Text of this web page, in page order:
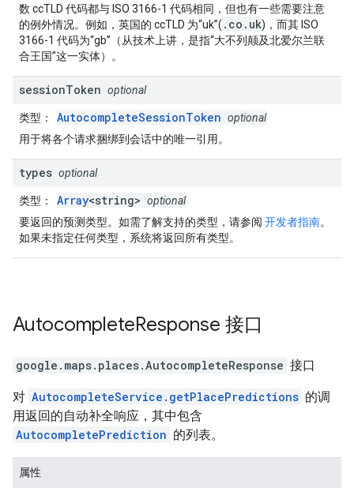
数 ccTLD 代码都与 ISO 3166-1 代码相同，但也有一些需要注意
的例外情况。例如，英国的 ccTLD 为“uk”( .co.uk)，而其 ISO
3166-1 代码为“gb”（从技术上讲，是指“大不列颠及北爱尔兰联
合王国”这一实体）。
sessionToken optional
类型 ： AutocompleteSessionToken optional
用于将各个请求捆绑到会话中的唯一引用。
types optional
类型 ： Array<string> optional
要返回的预测类型。如需了解支持的类型，请参阅 开发者指南。
如果未指定任何类型，系统将返回所有类型。
AutocompleteResponse 接口
google.maps.places.AutocompleteResponse 接口
对 AutocompleteService.getPlacePredictions 的调
用返回的自动补全响应，其中包含
AutocompletePrediction 的列表。
属性